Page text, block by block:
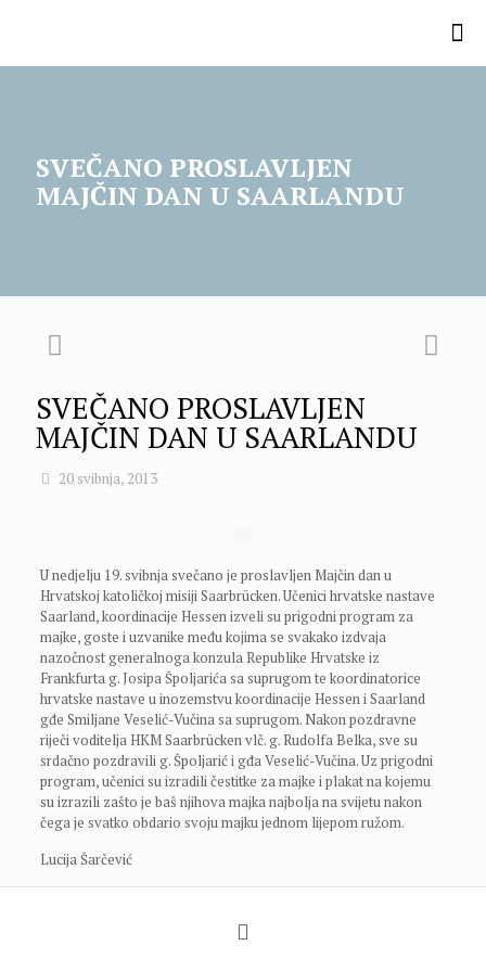
SVEČANO PROSLAVLJEN
MAJČIN DAN U SAARLANDU
SVEČANO PROSLAVLJEN
MAJČIN DAN U SAARLANDU
20 svibnja, 2013
U nedjelju 19. svibnja svečano je proslavljen Majčin dan u
Hrvatskoj katoličkoj misiji Saarbrücken. Učenici hrvatske nastave
Saarland, koordinacije Hessen izveli su prigodni program za
majke, goste i uzvanike među kojima se svakako izdvaja
nazočnost generalnoga konzula Republike Hrvatske iz
Frankfurta g. Josipa Špoljarića sa suprugom te koordinatorice
hrvatske nastave u inozemstvu koordinacije Hessen i Saarland
gđe Smiljane Veselić-Vučina sa suprugom. Nakon pozdravne
riječi voditelja HKM Saarbrücken vlč. g. Rudolfa Belka, sve su
srdačno pozdravili g. Špoljarić i gđa Veselić-Vučina. Uz prigodni
program, učenici su izradili čestitke za majke i plakat na kojemu
su izrazili zašto je baš njihova majka najbolja na svijetu nakon
čega je svatko obdario svoju majku jednom lijepom ružom.
Lucija Šarčević